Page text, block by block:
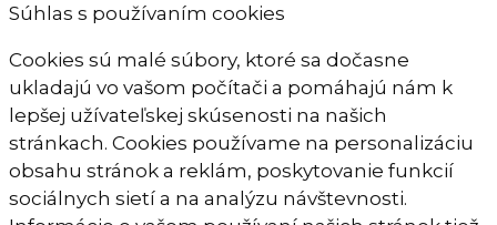
Súhlas s používaním cookies
Cookies sú malé súbory, ktoré sa dočasne
ukladajú vo vašom počítači a pomáhajú nám k
lepšej užívateľskej skúsenosti na našich
stránkach. Cookies používame na personalizáciu
obsahu stránok a reklám, poskytovanie funkcií
sociálnych sietí a na analýzu návštevnosti.